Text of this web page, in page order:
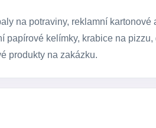
na potraviny, reklamní kartonové
kelímky, krabice na
produkty na zakázku.